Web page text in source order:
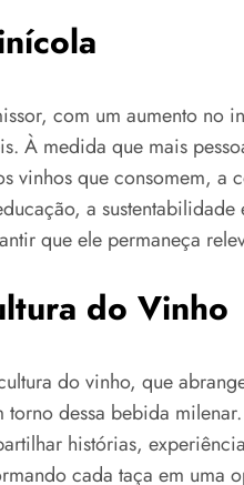
com um aumento no
À medida que mais
vinhos que consomem, a
a sustentabilidade
que ele permaneça
do Vinho
do vinho, que
dessa bebida
histórias,
cada taça em uma